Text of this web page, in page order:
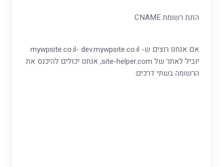
הזנת רשומת CNAME
אם אנחנו רוצים ש- mywpsite.co.il- dev.mywpsite.co.il
יוביל לאתר של site-helper.com, אנחנו יכולים להיכנס את
הרשומה בשתי דרכים: